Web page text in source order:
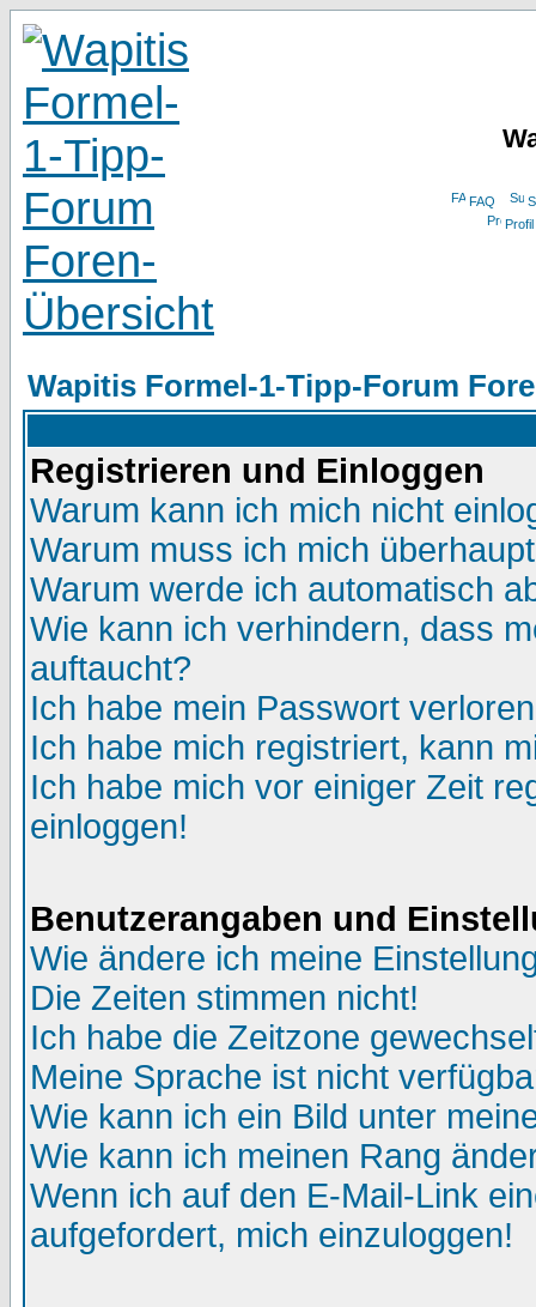
FAQ
Profil
Wapitis Formel-1-Tipp-Forum
Registrieren und Einloggen
Warum kann ich mich nicht
Warum muss ich mich
Warum werde ich automatisch
Wie kann ich verhindern, dass
auftaucht?
Ich habe mein Passwort
Ich habe mich registriert, kann
Ich habe mich vor einiger Zeit
einloggen!
Benutzerangaben und
Wie ändere ich meine
Die Zeiten stimmen nicht!
Ich habe die Zeitzone
Meine Sprache ist nicht
Wie kann ich ein Bild unter
Wie kann ich meinen Rang
Wenn ich auf den E-Mail-Link
aufgefordert, mich einzuloggen!